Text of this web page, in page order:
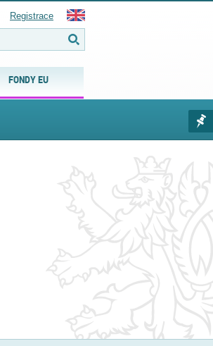
FONDY EU
Registrace